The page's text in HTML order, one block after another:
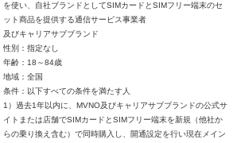
を使い、自社ブランドとしてSIMカードとSIMフリー端末のセ
ット商品を提供する通信サービス事業者
及びキャリアサブブランド
性別：指定なし
年齢：18～84歳
地域：全国
条件：以下すべての条件を満たす人
1）過去1年以内に、MVNO及びキャリアサブブランドの公式サ
イトまたは店舗でSIMカードとSIMフリー端末を新規（他社か
らの乗り換え含む）で同時購入し、開通設定を行い現在メイン